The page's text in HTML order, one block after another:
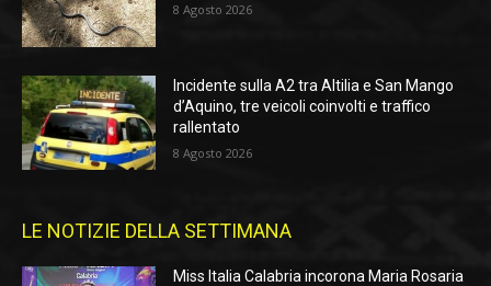
8 Agosto 2026
Incidente sulla A2 tra Altilia e San Mango
d’Aquino, tre veicoli coinvolti e traffico
rallentato
8 Agosto 2026
LE NOTIZIE DELLA SETTIMANA
Miss Italia Calabria incorona Maria Rosaria